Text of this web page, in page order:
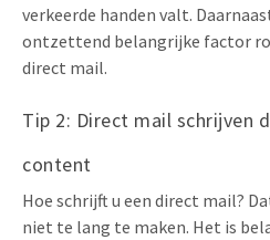
verkeerde handen valt.
ontzettend belangrijke factor
direct mail.
Tip 2: Direct mail schrijven
content
Hoe schrijft u een direct mail?
niet te lang te maken. Het is